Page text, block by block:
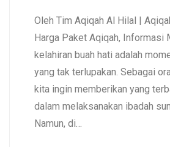
Oleh Tim Aqiqah Al Hilal |
Harga Paket Aqiqah, Informasi
kelahiran buah hati adalah
yang tak terlupakan. Sebagai
kita ingin memberikan yang
dalam melaksanakan ibadah
Namun, di…